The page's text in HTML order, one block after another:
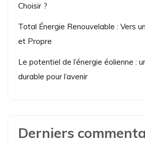
Choisir ?
Total Énergie Renouvelable : Vers
et Propre
Le potentiel de l’énergie éolienne :
durable pour l’avenir
Derniers